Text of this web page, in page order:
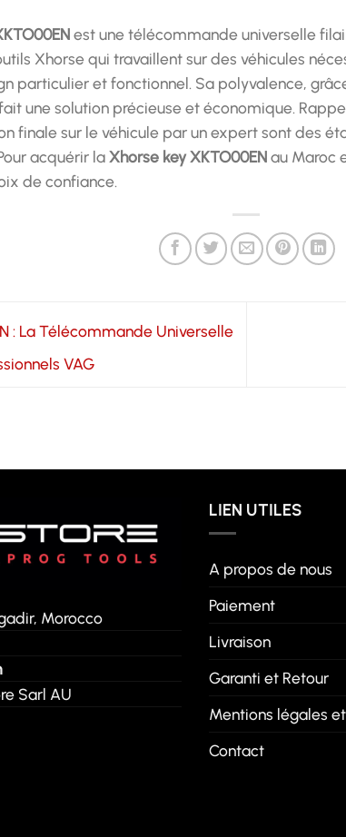
est une télécommande universelle
Xhorse qui travaillent sur des véhicules
particulier et fonctionnel. Sa polyvalence,
une solution précieuse et économique.
finale sur le véhicule par un expert sont des
acquérir laXhorse key XKTO00ENau Maroc
de confiance.
: La Télécommande Universelle
VAG
Morocco
Sarl AU
LIEN UTILES
A propos de nous
Paiement
Livraison
Garanti et Retour
Mentions légales
Contact